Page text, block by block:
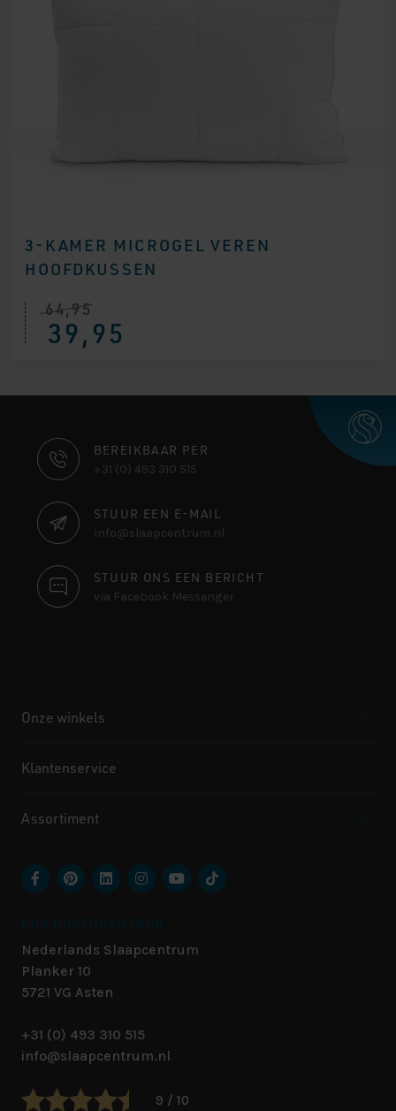
3-KAMER MICROGEL VEREN
HOOFDKUSSEN
64,95
Oorspronkelijke
prijs
was:
39,95
Huidige
prijs
is:
CONTACT
INFORMATIE
BEREIKBAAR PER
+31 (0) 493 310 515
STUUR EEN E-MAIL
info@slaapcentrum.nl
STUUR ONS EEN BERICHT
via Facebook Messenger
Onze winkels
Klantenservice
Assortiment
Nederlands Slaapcentrum
Planker 10
5721 VG Asten
+31 (0) 493 310 515
info@slaapcentrum.nl
9 / 10